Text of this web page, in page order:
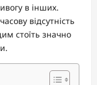
в інших.
відсутність
стоїть значно